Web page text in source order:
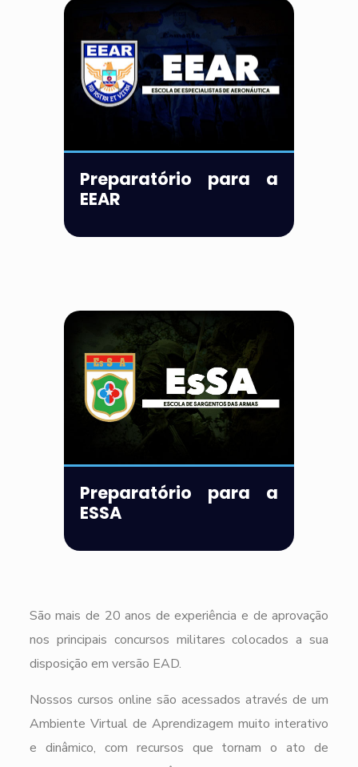
Preparatório para a
EEAR
Preparatório para a
ESSA
São mais de 20 anos de experiência e de aprovação
nos principais concursos militares colocados a sua
disposição em versão EAD.
Nossos cursos online são acessados através de um
Ambiente Virtual de Aprendizagem muito interativo
e dinâmico, com recursos que tornam o ato de